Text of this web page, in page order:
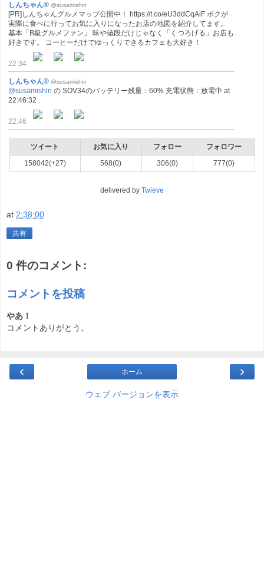
しんちゃん® @susamishin
[PR]しんちゃんグルメマップ公開中！ https://t.co/eU3ddCqAiF ボクが
実際に食べに行ってお気に入りになったお店の地図を紹介してます。
基本「B級グルメファン」 味や値段だけじゃなく「くつろげる」お店も
好きです。 コーヒーだけでゆっくりできるカフェも大好き！
22:34
しんちゃん® @susamishin
@susamishin の SOV34のバッテリー残量：60% 充電状態：放電中 at
22:46:32
22:46
ツイート お気に入り フォロー
フォロワー
158042(+27)
568(0) 306(0) 777(0)
delivered by Twieve
at 2:38:00
共有
0 件のコメント:
コメントを投稿
やあ！
コメントありがとう。
‹ ›
ホーム
ウェブ バージョンを表示